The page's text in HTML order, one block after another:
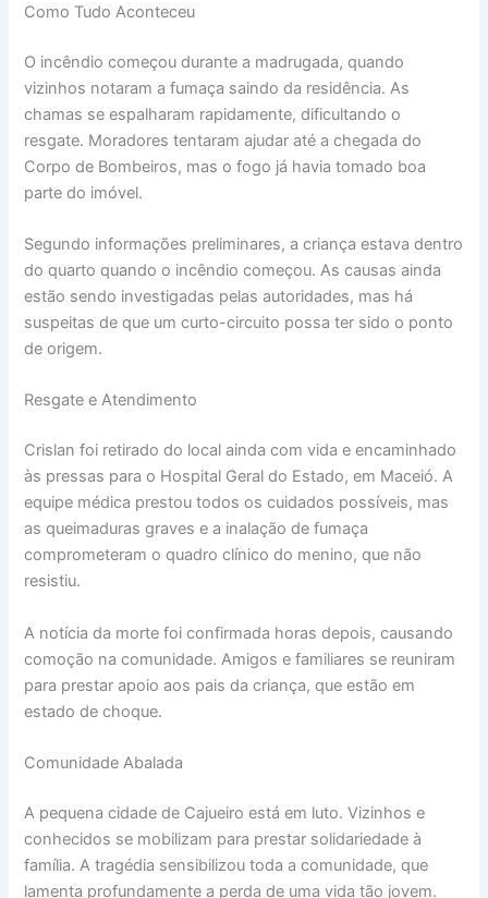
Como Tudo Aconteceu
O incêndio começou durante a madrugada, quando
vizinhos notaram a fumaça saindo da residência. As
chamas se espalharam rapidamente, dificultando o
resgate. Moradores tentaram ajudar até a chegada do
Corpo de Bombeiros, mas o fogo já havia tomado boa
parte do imóvel.
Segundo informações preliminares, a criança estava dentro
do quarto quando o incêndio começou. As causas ainda
estão sendo investigadas pelas autoridades, mas há
suspeitas de que um curto-circuito possa ter sido o ponto
de origem.
Resgate e Atendimento
Crislan foi retirado do local ainda com vida e encaminhado
às pressas para o Hospital Geral do Estado, em Maceió. A
equipe médica prestou todos os cuidados possíveis, mas
as queimaduras graves e a inalação de fumaça
comprometeram o quadro clínico do menino, que não
resistiu.
A notícia da morte foi confirmada horas depois, causando
comoção na comunidade. Amigos e familiares se reuniram
para prestar apoio aos pais da criança, que estão em
estado de choque.
Comunidade Abalada
A pequena cidade de Cajueiro está em luto. Vizinhos e
conhecidos se mobilizam para prestar solidariedade à
família. A tragédia sensibilizou toda a comunidade, que
lamenta profundamente a perda de uma vida tão jovem.